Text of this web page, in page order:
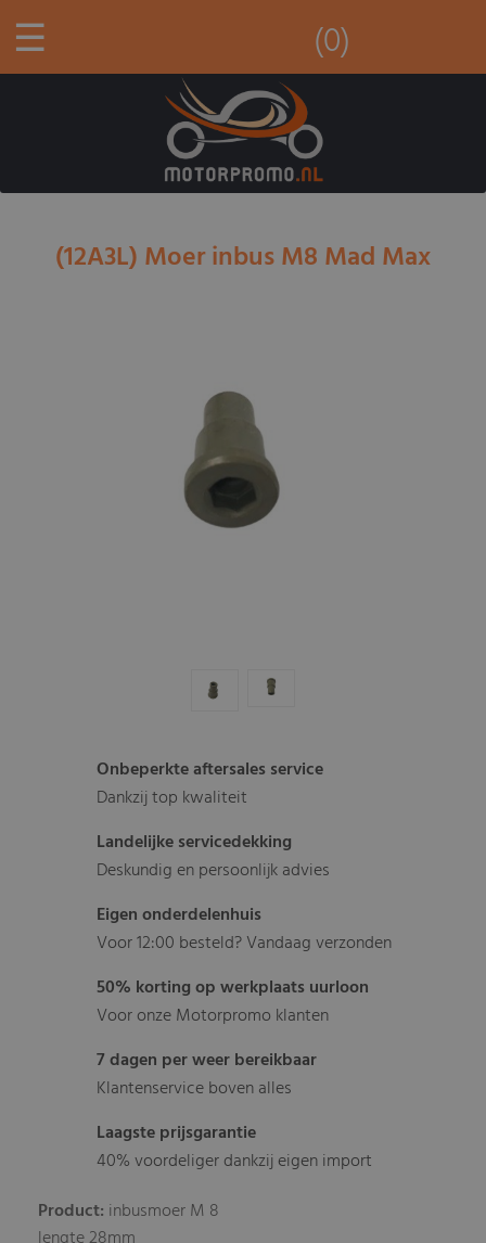
☰ (0)
(12A3L) Moer inbus M8 Mad Max
Onbeperkte aftersales service
Dankzij top kwaliteit
Landelijke servicedekking
Deskundig en persoonlijk advies
Eigen onderdelenhuis
Voor 12:00 besteld? Vandaag verzonden
50% korting op werkplaats uurloon
Voor onze Motorpromo klanten
7 dagen per weer bereikbaar
Klantenservice boven alles
Laagste prijsgarantie
40% voordeliger dankzij eigen import
Product: inbusmoer M 8